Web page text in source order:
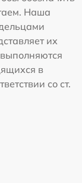
Наша
их
в
со ст.